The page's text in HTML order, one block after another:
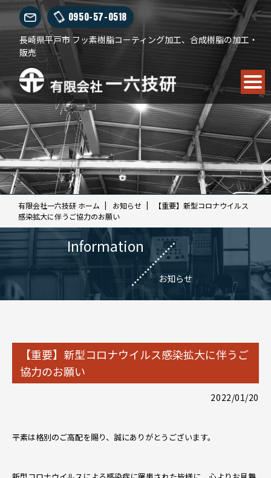
0950-57-0518
長崎県平戸市 フッ素樹脂コーティング加工、合成樹脂の加工・
販売
有限会社一六技研 ホーム お知らせ
【重要】新型コロナウイルス
感染拡大に伴うご協力のお願い
Information
お知らせ
【重要】新型コロナウイルス感染拡大に伴うご
協力のお願い
2022/01/20
平素は格別のご高配を賜り、誠にありがとうございます。